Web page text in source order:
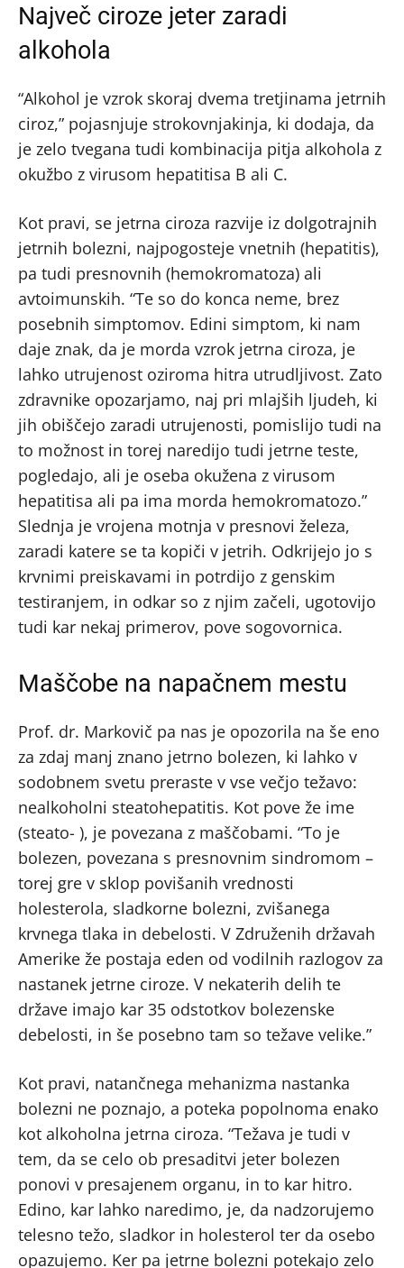
Največ ciroze jeter zaradi
alkohola
“Alkohol je vzrok skoraj dvema tretjinama jetrnih
ciroz,” pojasnjuje strokovnjakinja, ki dodaja, da
je zelo tvegana tudi kombinacija pitja alkohola z
okužbo z virusom hepatitisa B ali C.
Kot pravi, se jetrna ciroza razvije iz dolgotrajnih
jetrnih bolezni, najpogosteje vnetnih (hepatitis),
pa tudi presnovnih (hemokromatoza) ali
avtoimunskih. “Te so do konca neme, brez
posebnih simptomov. Edini simptom, ki nam
daje znak, da je morda vzrok jetrna ciroza, je
lahko utrujenost oziroma hitra utrudljivost. Zato
zdravnike opozarjamo, naj pri mlajših ljudeh, ki
jih obiščejo zaradi utrujenosti, pomislijo tudi na
to možnost in torej naredijo tudi jetrne teste,
pogledajo, ali je oseba okužena z virusom
hepatitisa ali pa ima morda hemokromatozo.”
Slednja je vrojena motnja v presnovi železa,
zaradi katere se ta kopiči v jetrih. Odkrijejo jo s
krvnimi preiskavami in potrdijo z genskim
testiranjem, in odkar so z njim začeli, ugotovijo
tudi kar nekaj primerov, pove sogovornica.
Maščobe na napačnem mestu
Prof. dr. Markovič pa nas je opozorila na še eno
za zdaj manj znano jetrno bolezen, ki lahko v
sodobnem svetu preraste v vse večjo težavo:
nealkoholni steatohepatitis. Kot pove že ime
(steato- ), je povezana z maščobami. “To je
bolezen, povezana s presnovnim sindromom –
torej gre v sklop povišanih vrednosti
holesterola, sladkorne bolezni, zvišanega
krvnega tlaka in debelosti. V Združenih državah
Amerike že postaja eden od vodilnih razlogov za
nastanek jetrne ciroze. V nekaterih delih te
države imajo kar 35 odstotkov bolezenske
debelosti, in še posebno tam so težave velike.”
Kot pravi, natančnega mehanizma nastanka
bolezni ne poznajo, a poteka popolnoma enako
kot alkoholna jetrna ciroza. “Težava je tudi v
tem, da se celo ob presaditvi jeter bolezen
ponovi v presajenem organu, in to kar hitro.
Edino, kar lahko naredimo, je, da nadzorujemo
telesno težo, sladkor in holesterol ter da osebo
opazujemo. Ker pa jetrne bolezni potekajo zelo